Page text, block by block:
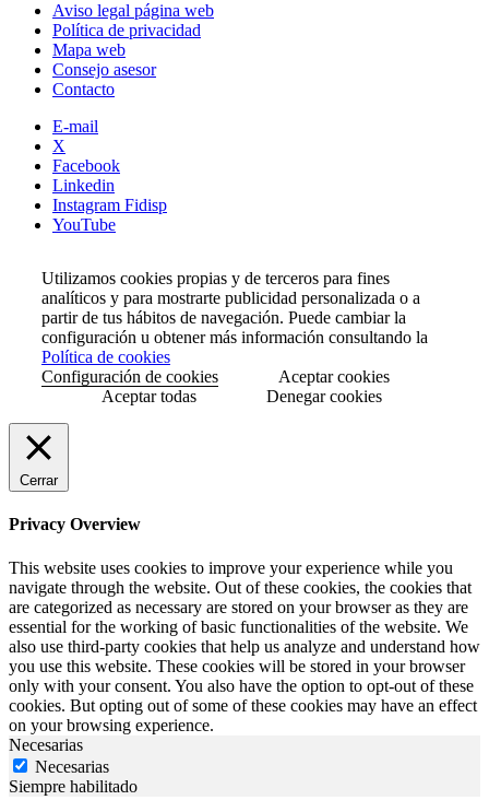
Aviso legal página web
Política de privacidad
Mapa web
Consejo asesor
Contacto
E-mail
X
Facebook
Linkedin
Instagram Fidisp
YouTube
Utilizamos cookies propias y de terceros para fines
analíticos y para mostrarte publicidad personalizada o a
partir de tus hábitos de navegación. Puede cambiar la
configuración u obtener más información consultando la
Política de cookies
Configuración de cookies
Aceptar cookies
Aceptar todas
Denegar cookies
Cerrar
Privacy Overview
This website uses cookies to improve your experience while you
navigate through the website. Out of these cookies, the cookies that
are categorized as necessary are stored on your browser as they are
essential for the working of basic functionalities of the website. We
also use third-party cookies that help us analyze and understand how
you use this website. These cookies will be stored in your browser
only with your consent. You also have the option to opt-out of these
cookies. But opting out of some of these cookies may have an effect
on your browsing experience.
Necesarias
Necesarias
Siempre habilitado